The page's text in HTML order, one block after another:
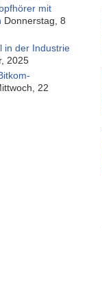
mit
Donnerstag, 8
in der Industrie
2025
22